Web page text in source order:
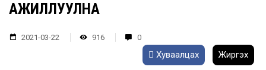
АЖИЛЛУУЛНА
2021-03-22 916 0
Хуваалцах Жиргэх